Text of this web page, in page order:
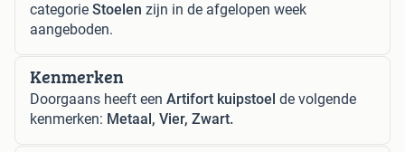
categorie Stoelen zijn in de afgelopen week
aangeboden.
Kenmerken
Doorgaans heeft een Artifort kuipstoel de volgende
kenmerken: Metaal, Vier, Zwart.